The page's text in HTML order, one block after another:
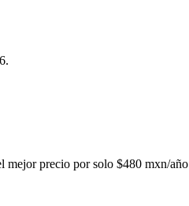
.
mejor precio por solo $480 mxn/año